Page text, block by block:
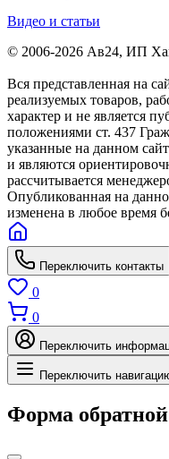
Видео и статьи
© 2006-2026 Ав24, ИП
Вся представленная на
реализуемых товаров,
характер и не является
положениями ст. 437
указанные на данном
и являются
рассчитывается
Опубликованная на
изменена в любое время
Переключить контакты
0
0
Переключить
Переключить
Форма